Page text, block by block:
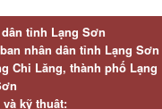
tỉnh Lạng Sơn
nhân dân tỉnh Lạng Sơn
Chi Lăng, thành phố Lạng
kỹ thuật: